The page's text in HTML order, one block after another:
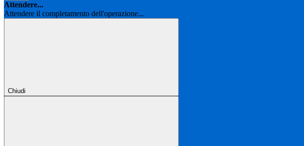
Attendere...
Attendere il completamento dell'operazione...
Chiudi